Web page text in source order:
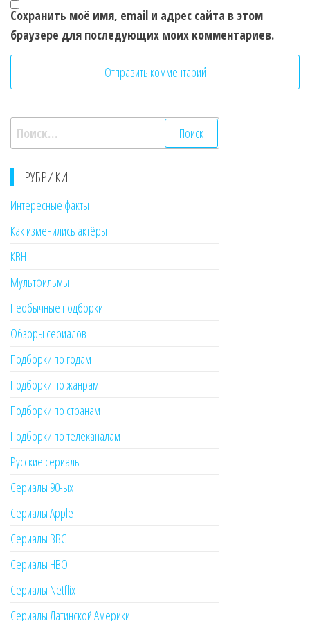
Сохранить моё имя, email и адрес сайта в этом
браузере для последующих моих комментариев.
Найти:
РУБРИКИ
Интересные факты
Как изменились актёры
КВН
Мультфильмы
Необычные подборки
Обзоры сериалов
Подборки по годам
Подборки по жанрам
Подборки по странам
Подборки по телеканалам
Русские сериалы
Сериалы 90-ых
Сериалы Apple
Сериалы BBC
Сериалы HBO
Сериалы Netflix
Сериалы Латинской Америки